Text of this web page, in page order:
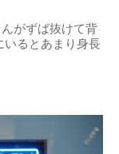
がずば抜けて背
いるとあまり身長